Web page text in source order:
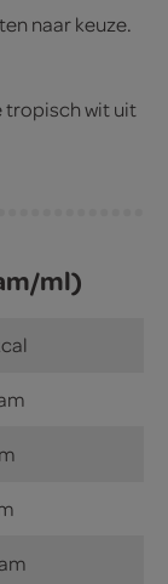
naar keuze.
tropisch wit uit
ml)